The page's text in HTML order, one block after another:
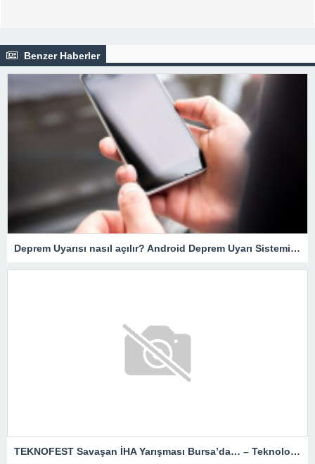
Benzer Haberler
Deprem Uyarısı nasıl açılır? Android Deprem Uyarı Sistemi Nasıl Çalışır? İOS, iPhone… Deprem Uyarı sistemi nedir?
TEKNOFEST Savaşan İHA Yarışması Bursa’da… – Teknoloji Haberleri